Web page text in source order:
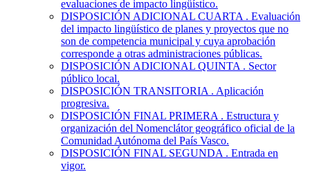
evaluaciones de impacto lingüístico.
DISPOSICIÓN ADICIONAL CUARTA . Evaluación
del impacto lingüístico de planes y proyectos que no
son de competencia municipal y cuya aprobación
corresponde a otras administraciones públicas.
DISPOSICIÓN ADICIONAL QUINTA . Sector
público local.
DISPOSICIÓN TRANSITORIA . Aplicación
progresiva.
DISPOSICIÓN FINAL PRIMERA . Estructura y
organización del Nomenclátor geográfico oficial de la
Comunidad Autónoma del País Vasco.
DISPOSICIÓN FINAL SEGUNDA . Entrada en
vigor.